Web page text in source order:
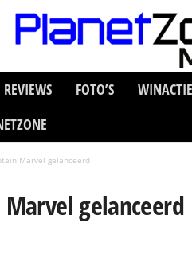
REVIEWS FOTO’S
Marvel gelanceerd
gelanceerd